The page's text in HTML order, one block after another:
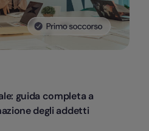
guida completa a
degli addetti